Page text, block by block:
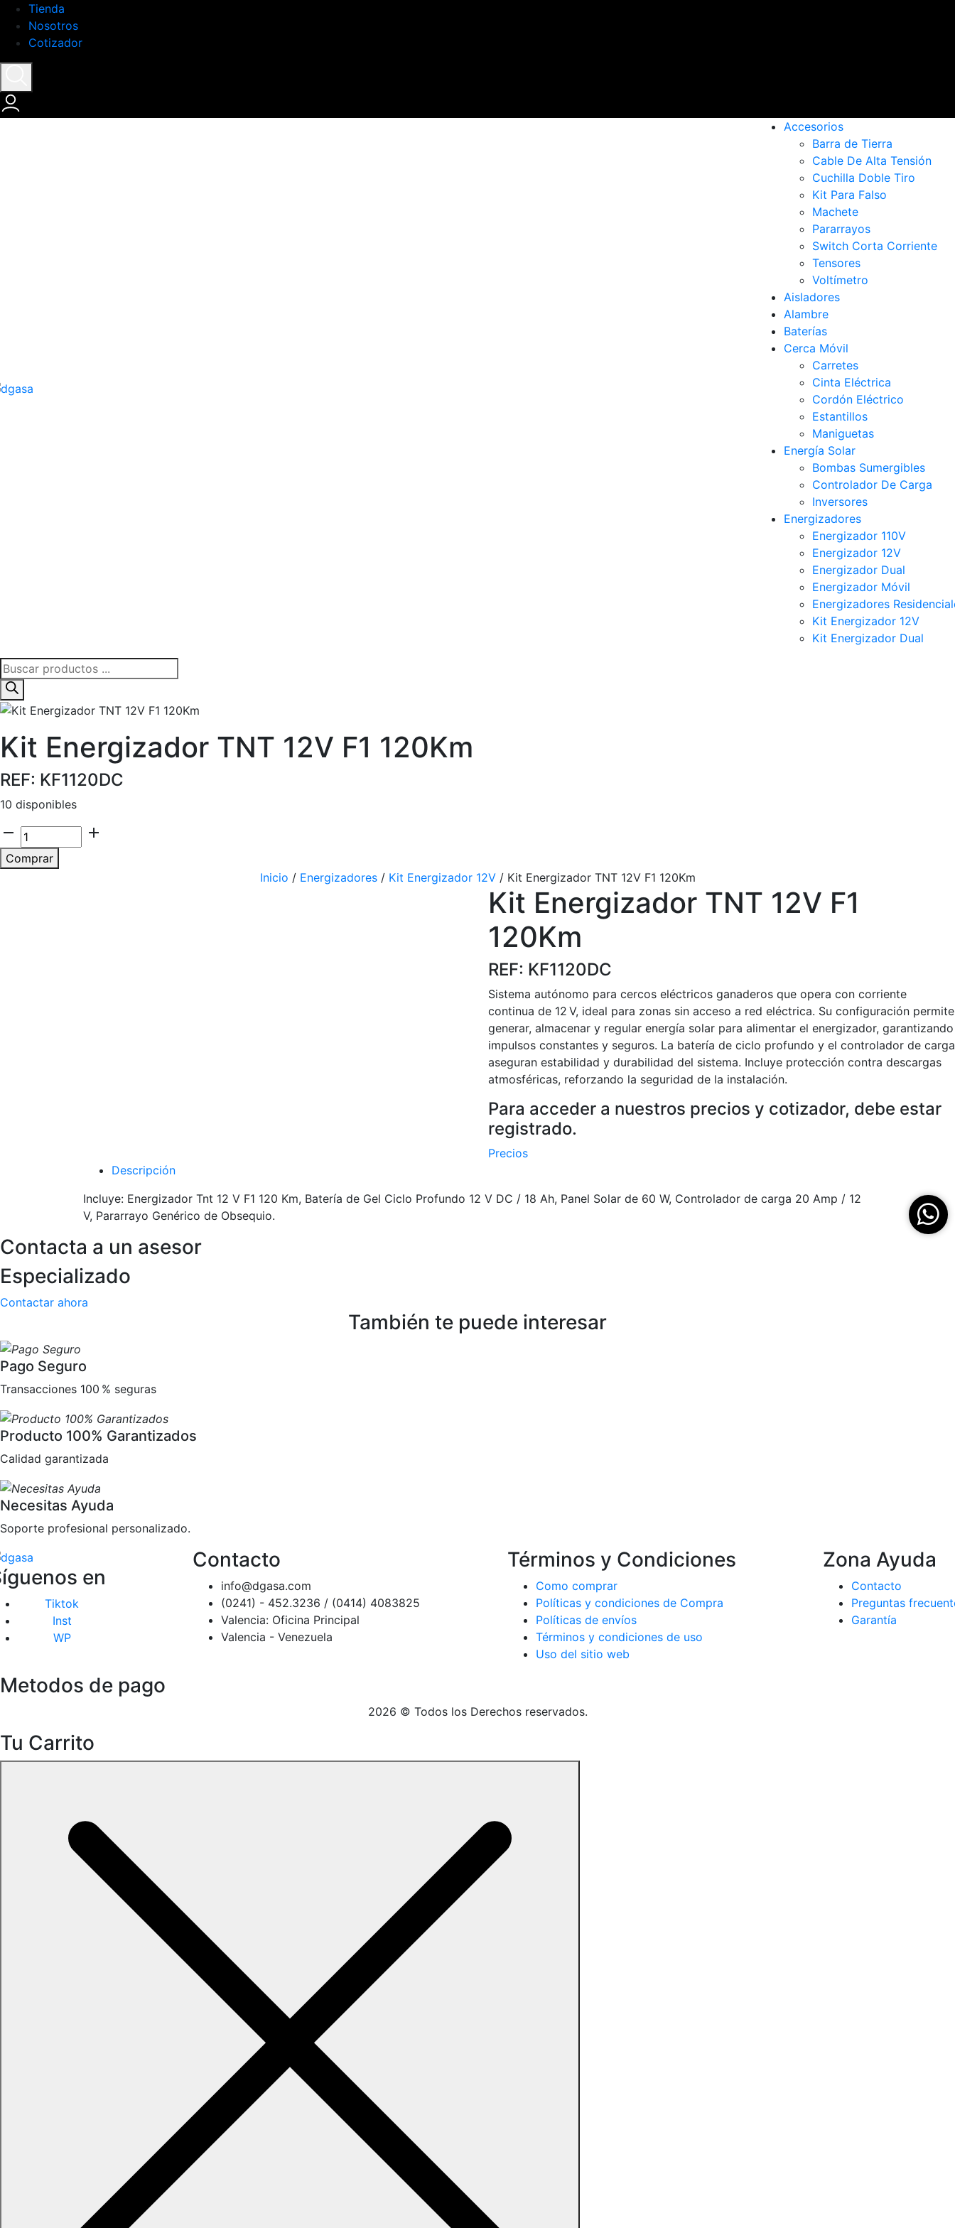
Tienda
Nosotros
Cotizador
Accesorios
Barra de Tierra
Cable De Alta Tensión
Cuchilla Doble Tiro
Kit Para Falso
Machete
Pararrayos
Switch Corta Corriente
Tensores
Voltímetro
Aisladores
Alambre
Baterías
Cerca Móvil
Carretes
Cinta Eléctrica
Cordón Eléctrico
Estantillos
Maniguetas
Energía Solar
Bombas Sumergibles
Controlador De Carga
Inversores
Energizadores
Energizador 110V
Energizador 12V
Energizador Dual
Energizador Móvil
Energizadores
Kit Energizador 12V
Kit Energizador Dual
Búsqueda
de
productos
Kit Energizador TNT 12V F1 120Km
REF: KF1120DC
10 disponibles
Cantidad
remove add
Comprar
Inicio / Energizadores/ Kit Energizador 12V/ Kit Energizador TNT 12V F1 120Km
Kit Energizador TNT 12V F1
120Km
REF: KF1120DC
Sistema autónomo para cercos eléctricos ganaderos que opera con corriente
continua de 12 V, ideal para zonas sin acceso a red eléctrica. Su configuración permite
generar, almacenar y regular energía solar para alimentar el energizador, garantizando
impulsos constantes y seguros. La batería de ciclo profundo y el controlador de carga
aseguran estabilidad y durabilidad del sistema. Incluye protección contra descargas
atmosféricas, reforzando la seguridad de la instalación.
Para acceder a nuestros precios y cotizador, debe estar
registrado.
Precios
Descripción
Incluye: Energizador Tnt 12 V F1 120 Km, Batería de Gel Ciclo Profundo 12 V DC / 18 Ah, Panel Solar de 60 W, Controlador de carga 20 Amp / 12
V, Pararrayo Genérico de Obsequio.
Contacta a un asesor
Especializado
Contactar ahora
También te puede interesar
Pago Seguro
Transacciones 100 % seguras
Producto 100% Garantizados
Calidad garantizada
Necesitas Ayuda
Soporte profesional personalizado.
en
Tiktok
Inst
WP
Contacto
info@dgasa.com
(0241) - 452.3236 / (0414) 4083825
Valencia: Oficina Principal
Valencia - Venezuela
Términos y Condiciones
Como comprar
Políticas y condiciones de Compra
Políticas de envíos
Términos y condiciones de uso
Uso del sitio web
Zona Ayuda
Contacto
Preguntas
Garantía
Metodos de pago
2026 © Todos los Derechos reservados.
Tu Carrito